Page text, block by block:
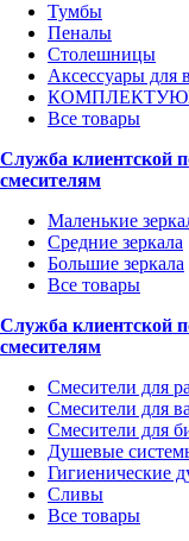
Тумбы
Пеналы
Столешницы
Аксессуары для
Все товары
Служба клиентской
смесителям
Маленькие
Средние зеркала
Большие зеркала
Все товары
Служба клиентской
смесителям
Смесители для
Смесители для
Смесители для
Душевые
Гигиенические
Сливы
Все товары